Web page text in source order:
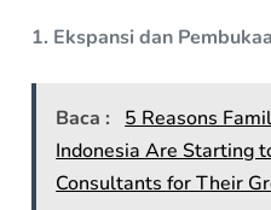
1. Ekspansi dan
Baca : 5 Reasons
Indonesia Are Starting
Consultants for Their